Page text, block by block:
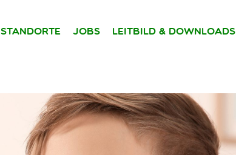
Standorte Jobs Leitbild & Downloads